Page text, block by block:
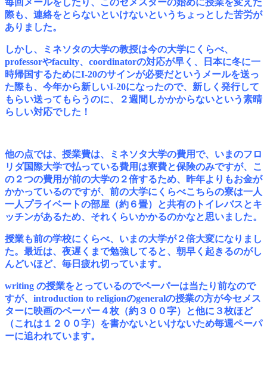
際も、連絡をとらないといけないというちょっとした苦労が
ありました。
しかし、ミネソタの大学の教授は今の大学にくらべ、
professorやfaculty、coordinatorの対応が早く、日本に冬に一
時帰国するためにI-20のサインが必要だというメールを送っ
た際も、今年から新しいI-20になったので、新しく発行して
もらい送ってもらうのに、２週間しかかからないという素晴
らしい対応でした！
他の点では、授業費は、ミネソタ大学の費用で、いまのフロ
リダ国際大学で払っている費用は寮費と保険のみですが、こ
の２つの費用が前の大学の２倍するため、
昨年よりもお金が
かかっているのですが、前の大学にくらべこちらの寮は一人
一人プライベートの部屋（約６畳）と共有のトイレバスとキ
ッチンがあるため、 それくらいかかるのかなと思いました。
授業も前の学校にくらべ、いまの大学が２倍大変になりまし
た。最近は、夜遅くまで勉強してると、朝早く起きるのがし
んどいほど、毎日疲れ切っています。
writing の授業をとっているのでペーパーは当たり前なので
すが、introduction to religionのgeneralの授業の方が今セメス
ターに映画のペーパー４枚（約３００字）と他に３枚ほど
（これは１２００字）を書かないといけないため毎週ペーパ
ーに追われています。